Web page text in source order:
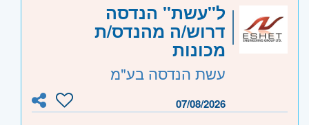
ל"עשת" הנדסה
דרוש/ה מהנדס/ת
מכונות
עשת הנדסה בע"מ
07/08/2026